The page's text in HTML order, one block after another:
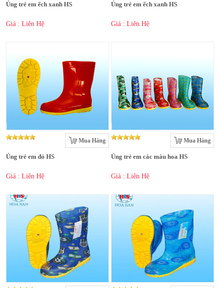
Ủng trẻ em ếch xanh HS
Giá : Liên Hệ
Ủng trẻ em ếch xanh HS
Giá : Liên Hệ
Mua Hàng
Ủng trẻ em đỏ HS
Giá : Liên Hệ
Mua Hàng
Ủng trẻ em các màu hoa HS
Giá : Liên Hệ